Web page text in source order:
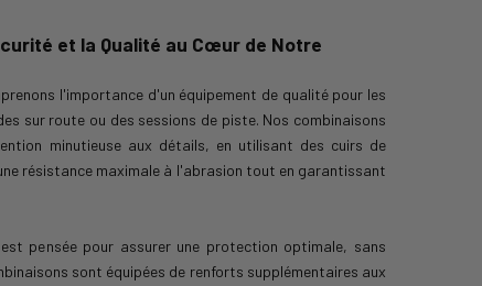
et la Qualité au Cœur de Notre
l'importance d'un équipement de qualité pour les
sur route ou des sessions de piste. Nos combinaisons
minutieuse aux détails, en utilisant des cuirs de
résistance maximale à l'abrasion tout en garantissant
pensée pour assurer une protection optimale, sans
sont équipées de renforts supplémentaires aux